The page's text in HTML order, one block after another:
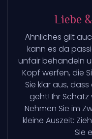
Liebe
Ähnliches gilt
kann es da
unfair behandeln
Kopf werfen, die
Sie klar aus,
geht! Ihr
Nehmen Sie im
kleine Auszeit:
Sie